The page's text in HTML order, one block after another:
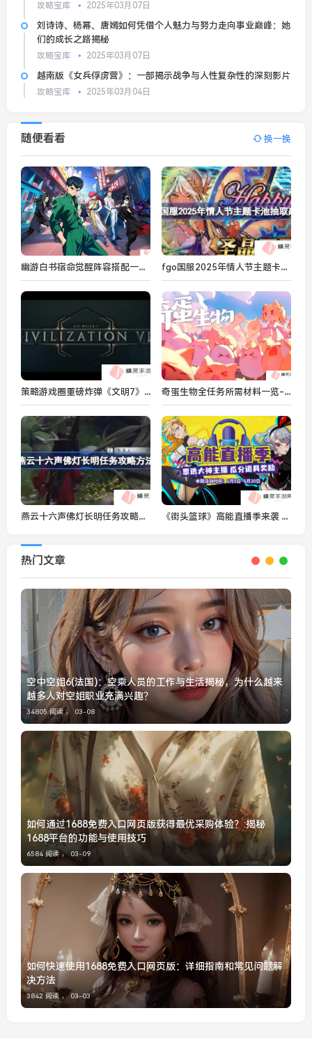
攻略宝库 2025年03月07日
刘诗诗、杨幂、唐嫣如何凭借个人魅力与努力走向事业巅峰：她
们的成长之路揭秘
攻略宝库 2025年03月07日
越南版《女兵俘虏营》：一部揭示战争与人性复杂性的深刻影片
攻略宝库 2025年03月04日
随便看看 换一换
幽游白书宿命觉醒阵容搭配一览-幽游白书宿命觉醒阵容怎么搭配 fgo国服2025年情人节主题卡池要不要抽-fgo国服2025年情人节主题卡池抽取建议
策略游戏圈重磅炸弹《文明7》终于官宣 奇蛋生物全任务所需材料一览-奇蛋生物全任务所需材料是什么
燕云十六声佛灯长明任务攻略方法-燕云十六声佛灯长明任务怎么做 《街头篮球》高能直播季来袭 全民票选大神主播
热门文章
空中空姐6(法国)：空乘人员的工作与生活揭秘，为什么越来
越多人对空姐职业充满兴趣？
34805 阅读 ， 03-08
如何通过1688免费入口网页版获得最优采购体验？:揭秘
1688平台的功能与使用技巧
6584 阅读 ， 03-09
如何快速使用1688免费入口网页版：详细指南和常见问题解
决方法
3842 阅读 ， 03-03